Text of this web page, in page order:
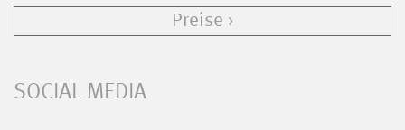
Preise
SOCIAL MEDIA